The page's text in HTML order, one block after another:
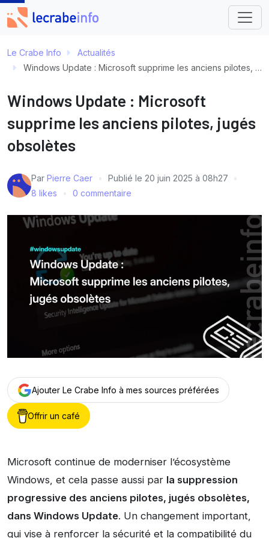
Le Crabe Info
Actualités
Windows Update : Microsoft supprime les anciens pilotes, jugés obsolètes
Windows Update : Microsoft
supprime les anciens pilotes, jugés
obsolètes
Par Pierre Caer Publié le 20 juin 2025 à 08h27
8 likes
0 commentaire
Ajouter Le Crabe Info à mes sources préférées
Offrir un café
Microsoft continue de moderniser l’écosystème
Windows, et cela passe aussi par la suppression
progressive des anciens pilotes, jugés obsolètes,
dans Windows Update. Un changement important,
qui vise à renforcer la sécurité et la compatibilité du